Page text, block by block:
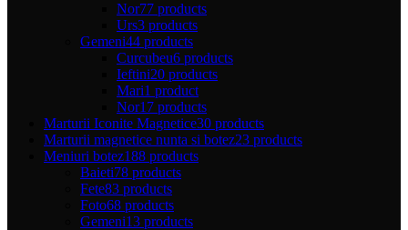
Nor77 products
Urs3 products
Gemeni44 products
Curcubeu6 products
Ieftini20 products
Mari1 product
Nor17 products
Marturii Iconite Magnetice30 products
Marturii magnetice nunta si botez23 products
Meniuri botez188 products
Baieti78 products
Fete83 products
Foto68 products
Gemeni13 products